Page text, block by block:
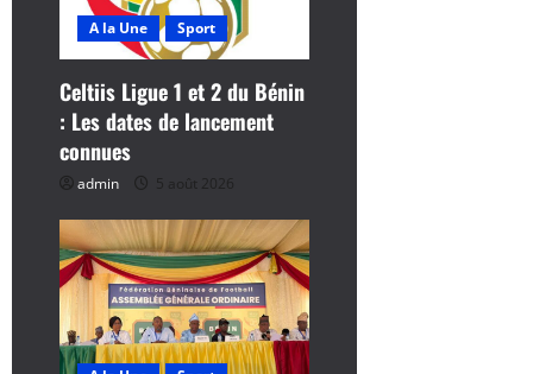
A la Une Sport
Celtiis Ligue 1 et 2 du Bénin
: Les dates de lancement
connues
admin 5 août 2026